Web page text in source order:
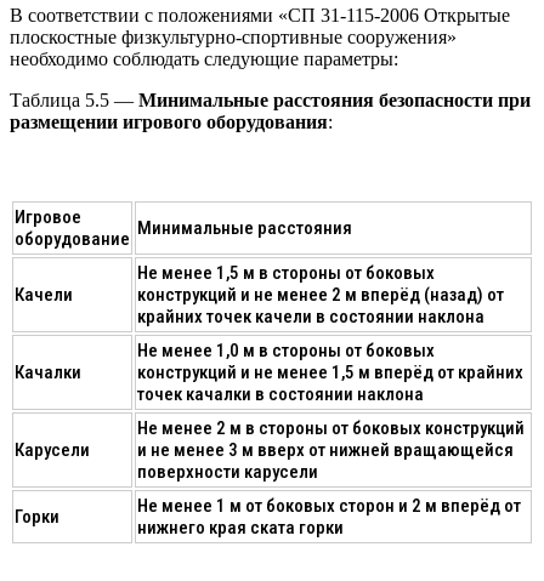
В соответствии с положениями «СП 31-115-2006 Открытые
плоскостные физкультурно-спортивные сооружения»
необходимо соблюдать следующие параметры:
Таблица 5.5 — Минимальные расстояния безопасности при
размещении игрового оборудования:
Игровое
оборудование Минимальные расстояния
Качели
Не менее 1,5 м в стороны от боковых
конструкций и не менее 2 м вперёд (назад) от
крайних точек качели в состоянии наклона
Качалки
Не менее 1,0 м в стороны от боковых
конструкций и не менее 1,5 м вперёд от крайних
точек качалки в состоянии наклона
Карусели
Не менее 2 м в стороны от боковых конструкций
и не менее 3 м вверх от нижней вращающейся
поверхности карусели
Горки
Не менее 1 м от боковых сторон и 2 м вперёд от
нижнего края ската горки